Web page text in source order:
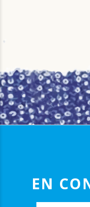
EN